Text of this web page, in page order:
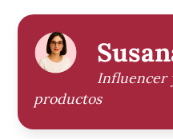
Influencer
productos